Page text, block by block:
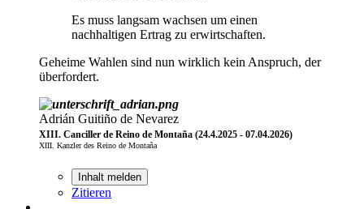
Es muss langsam wachsen um einen
nachhaltigen Ertrag zu erwirtschaften.
Geheime Wahlen sind nun wirklich kein Anspruch, der
überfordert.
Adrián Guitiño de Nevarez
XIII. Canciller de Reino de Montaña (24.4.2025 - 07.04.2026)
XIII. Kanzler des Reino de Montaña
Inhalt melden
Zitieren